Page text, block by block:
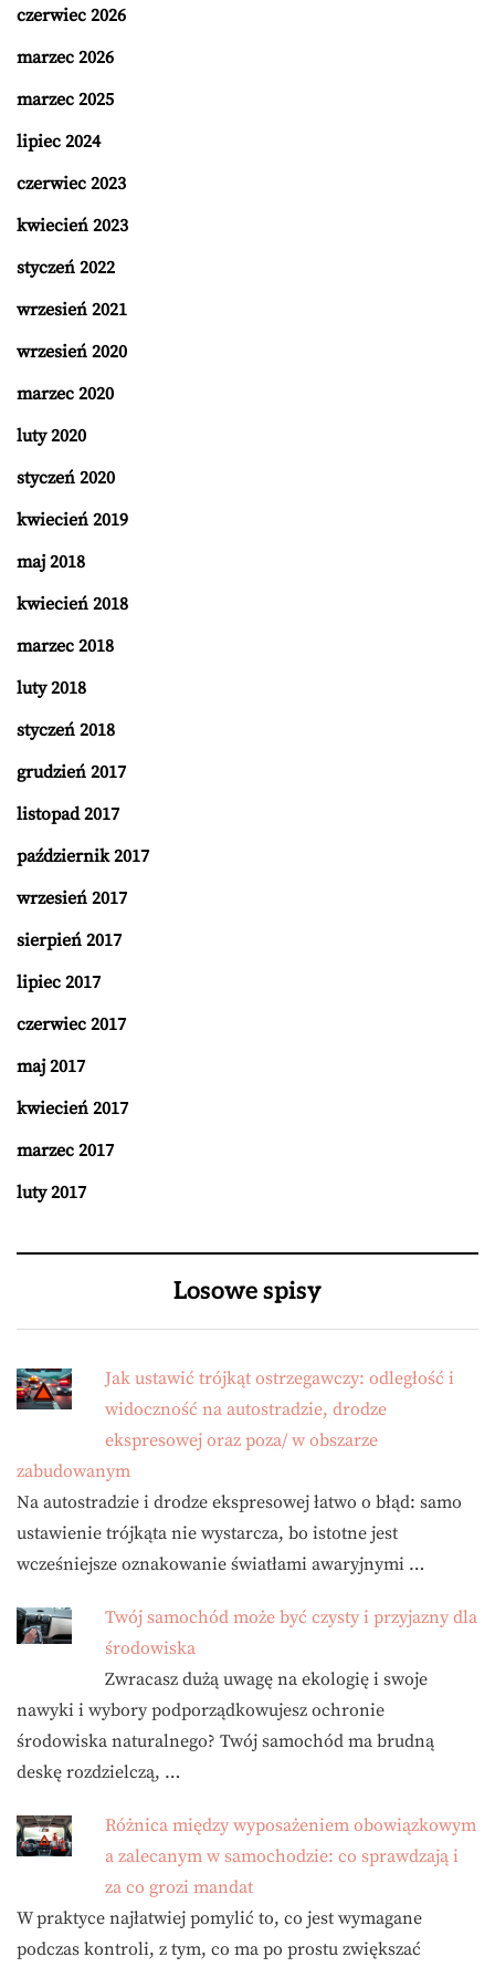
czerwiec 2026
marzec 2026
marzec 2025
lipiec 2024
czerwiec 2023
kwiecień 2023
styczeń 2022
wrzesień 2021
wrzesień 2020
marzec 2020
luty 2020
styczeń 2020
kwiecień 2019
maj 2018
kwiecień 2018
marzec 2018
luty 2018
styczeń 2018
grudzień 2017
listopad 2017
październik 2017
wrzesień 2017
sierpień 2017
lipiec 2017
czerwiec 2017
maj 2017
kwiecień 2017
marzec 2017
luty 2017
Losowe spisy
Jak ustawić trójkąt ostrzegawczy: odległość i
widoczność na autostradzie, drodze
ekspresowej oraz poza/ w obszarze
zabudowanym
Na autostradzie i drodze ekspresowej łatwo o błąd: samo
ustawienie trójkąta nie wystarcza, bo istotne jest
wcześniejsze oznakowanie światłami awaryjnymi …
Twój samochód może być czysty i przyjazny dla
środowiska
Zwracasz dużą uwagę na ekologię i swoje
nawyki i wybory podporządkowujesz ochronie
środowiska naturalnego? Twój samochód ma brudną
deskę rozdzielczą, …
Różnica między wyposażeniem obowiązkowym
a zalecanym w samochodzie: co sprawdzają i
za co grozi mandat
W praktyce najłatwiej pomylić to, co jest wymagane
podczas kontroli, z tym, co ma po prostu zwiększać